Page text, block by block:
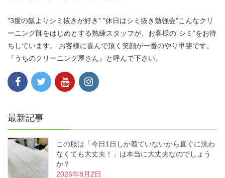
”3度の飯よりシミ抜きが好き” ”休日はシミ抜き勉強会”こんなクリ
ーニング師をはじめとする熟練スタッフが、お客様の”シミ”をお待
ちしています。 お客様に喜んで頂く笑顔が一番のやり甲斐です。
『うちのクリーニング屋さん』と呼んで下さい。
最新記事
この服は「今日1日しか着ていないから直ぐに洗わ
なくても大丈夫！」は本当に大丈夫なのでしょう
か？
2026年8月2日